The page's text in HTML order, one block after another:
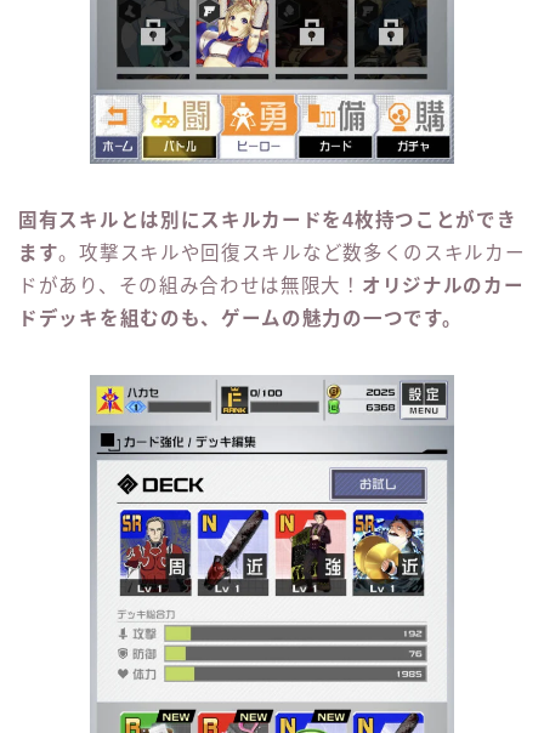
固有スキルとは別にスキルカードを4枚持つことができ
ます。攻撃スキルや回復スキルなど数多くのスキルカー
ドがあり、その組み合わせは無限大！ オリジナルのカー
ドデッキを組むのも、ゲームの魅力の一つです。